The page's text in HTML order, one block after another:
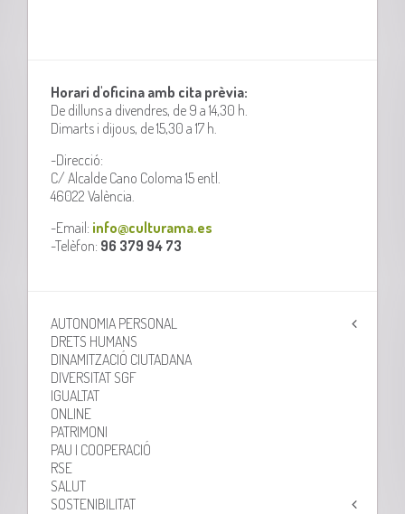
Horari d'oficina amb cita prèvia:
De dilluns a divendres, de 9 a 14,30 h.
Dimarts i dijous, de 15,30 a 17 h.
-Direcció:
C/ Alcalde Cano Coloma 15 entl.
46022 València.
-Email: info@culturama.es
-Telèfon: 96 379 94 73
AUTONOMIA PERSONAL
DRETS HUMANS
DINAMITZACIÓ CIUTADANA
DIVERSITAT SGF
IGUALTAT
ONLINE
PATRIMONI
PAU I COOPERACIÓ
RSE
SALUT
SOSTENIBILITAT